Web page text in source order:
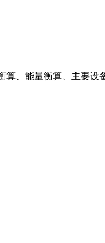
、能量衡算、主要设